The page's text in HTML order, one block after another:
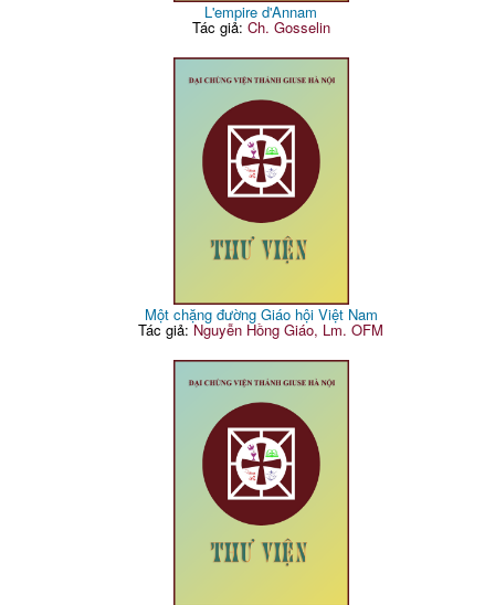
L'empire d'Annam
Tác giả: Ch. Gosselin
Một chặng đường Giáo hội Việt Nam
Tác giả:Nguyễn Hồng Giáo, Lm. OFM